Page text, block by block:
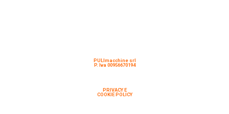
PULImacchine srl
P. Iva 00956670194
PRIVACY E
COOKIE POLICY